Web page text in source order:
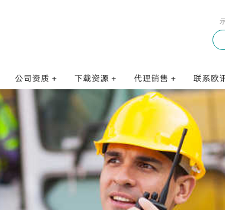
软件和说明书
操作视频
写频方法
对讲机亚音表
合作代理商
新项目需求
联系方式
人才自荐
供应商